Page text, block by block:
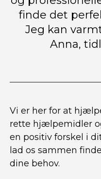
finde det
Jeg kan
Anna,
Vi er her for at
rette hjælpemidler
en positiv forskel i
lad os sammen
dine behov.